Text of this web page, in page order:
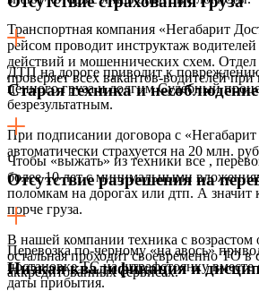
Транспортная компания «Негабарит
рейсом проводит инструктаж
действий и мошеннических схем. Отдел
проверяет всех вакантов-водителей при
ДТП на дороге приводит к
ценного груза и долгим Судебный
безрезультатным.
При подписании договора с
автоматически страхуется на 20 млн.
Старая техника и
Чтобы «выжать» из техники все ,
более 10 лет с минимальными
поломкам на дорогах или дтп. А значит
порче груза.
В нашей компании техника с возрастом
остальная проходит своевременно ТО
аккредитованных сервисах.
Отсутствие разрешения на
Перевозка по-черному «на авось»
постановке ТС на штрафстоянку
даты прибытия.
Низкая квалификация и